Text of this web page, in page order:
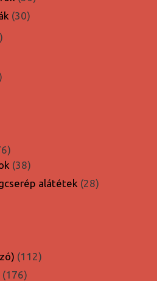
3030
2
76
termék
3838
termék
alátétek 2828
112112
176176